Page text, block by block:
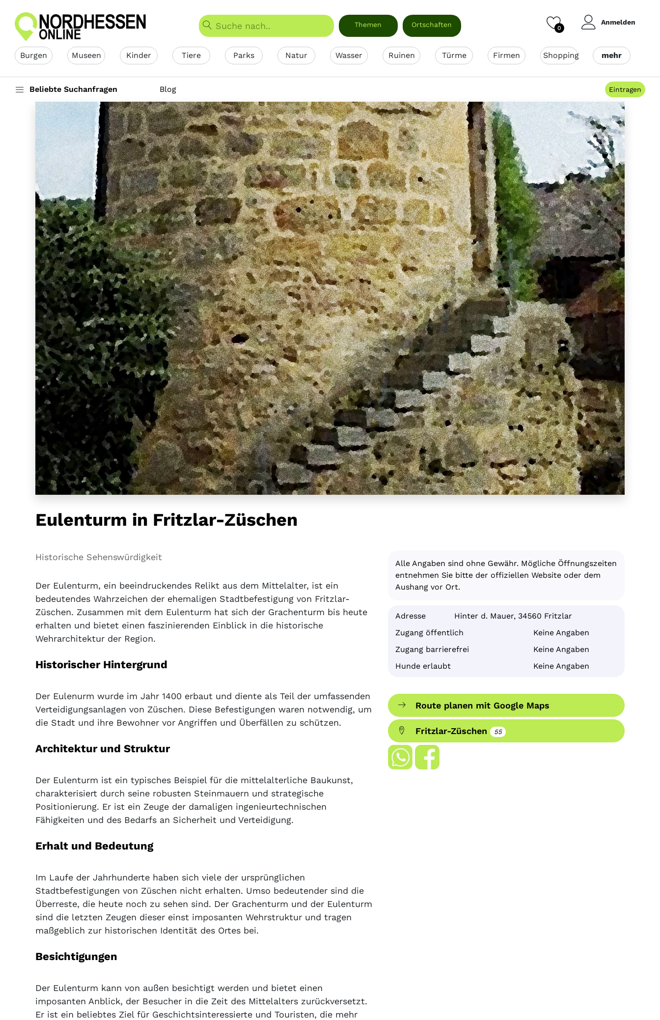
Themen Ortschaften 0
Anmelden
Burgen Museen Kinder Tiere Parks Natur Wasser Ruinen Türme Firmen Shopping mehr
Beliebte Suchanfragen Blog Eintragen
Eulenturm in Fritzlar-Züschen
Historische Sehenswürdigkeit
Der Eulenturm, ein beeindruckendes Relikt aus dem Mittelalter, ist ein
bedeutendes Wahrzeichen der ehemaligen Stadtbefestigung von Fritzlar-
Züschen. Zusammen mit dem Eulenturm hat sich der Grachenturm bis heute
erhalten und bietet einen faszinierenden Einblick in die historische
Wehrarchitektur der Region.
Historischer Hintergrund
Der Eulenurm wurde im Jahr 1400 erbaut und diente als Teil der umfassenden
Verteidigungsanlagen von Züschen. Diese Befestigungen waren notwendig, um
die Stadt und ihre Bewohner vor Angriffen und Überfällen zu schützen.
Architektur und Struktur
Der Eulenturm ist ein typisches Beispiel für die mittelalterliche Baukunst,
charakterisiert durch seine robusten Steinmauern und strategische
Positionierung. Er ist ein Zeuge der damaligen ingenieurtechnischen
Fähigkeiten und des Bedarfs an Sicherheit und Verteidigung.
Erhalt und Bedeutung
Im Laufe der Jahrhunderte haben sich viele der ursprünglichen
Stadtbefestigungen von Züschen nicht erhalten. Umso bedeutender sind die
Überreste, die heute noch zu sehen sind. Der Grachenturm und der Eulenturm
sind die letzten Zeugen dieser einst imposanten Wehrstruktur und tragen
maßgeblich zur historischen Identität des Ortes bei.
Besichtigungen
Der Eulenturm kann von außen besichtigt werden und bietet einen
imposanten Anblick, der Besucher in die Zeit des Mittelalters zurückversetzt.
Er ist ein beliebtes Ziel für Geschichtsinteressierte und Touristen, die mehr
Alle Angaben sind ohne Gewähr. Mögliche Öffnungszeiten
entnehmen Sie bitte der offiziellen Website oder dem
Aushang vor Ort.
Adresse
Hinter d. Mauer, 34560 Fritzlar
Zugang öffentlich
Keine Angaben
Zugang barrierefrei
Keine Angaben
Hunde erlaubt
Keine Angaben
Route planen mit Google Maps
Fritzlar-Züschen 55